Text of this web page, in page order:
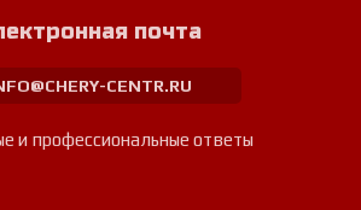
почта
CENTR.RU
и профессиональные ответы